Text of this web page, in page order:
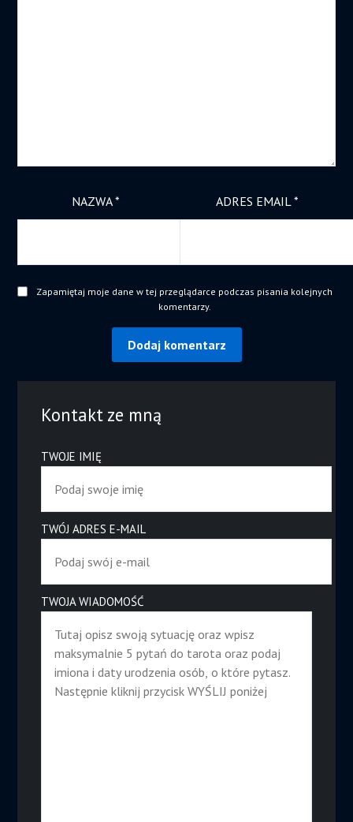
NAZWA* ADRES EMAIL*
Zapamiętaj moje dane w tej przeglądarce podczas pisania kolejnych
komentarzy.
Kontakt ze mną
TWOJE IMIĘ
TWÓJ ADRES E-MAIL
TWOJA WIADOMOŚĆ